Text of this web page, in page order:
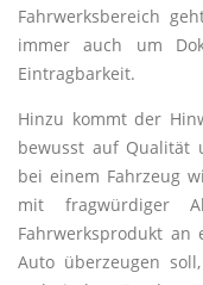
Fahrwerksbereich
immer auch um
Eintragbarkeit.
Hinzu kommt der
bewusst auf Qualität
bei einem Fahrzeug
mit fragwürdiger
Fahrwerksprodukt an
Auto überzeugen